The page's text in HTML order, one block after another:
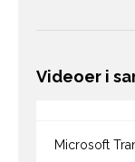
Videoer i
Microsoft